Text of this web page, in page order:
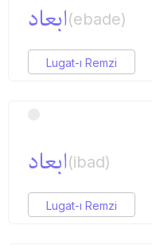
ابعاد(ebade)
Lugat-ı Remzi
ابعاد(ibad)
Lugat-ı Remzi